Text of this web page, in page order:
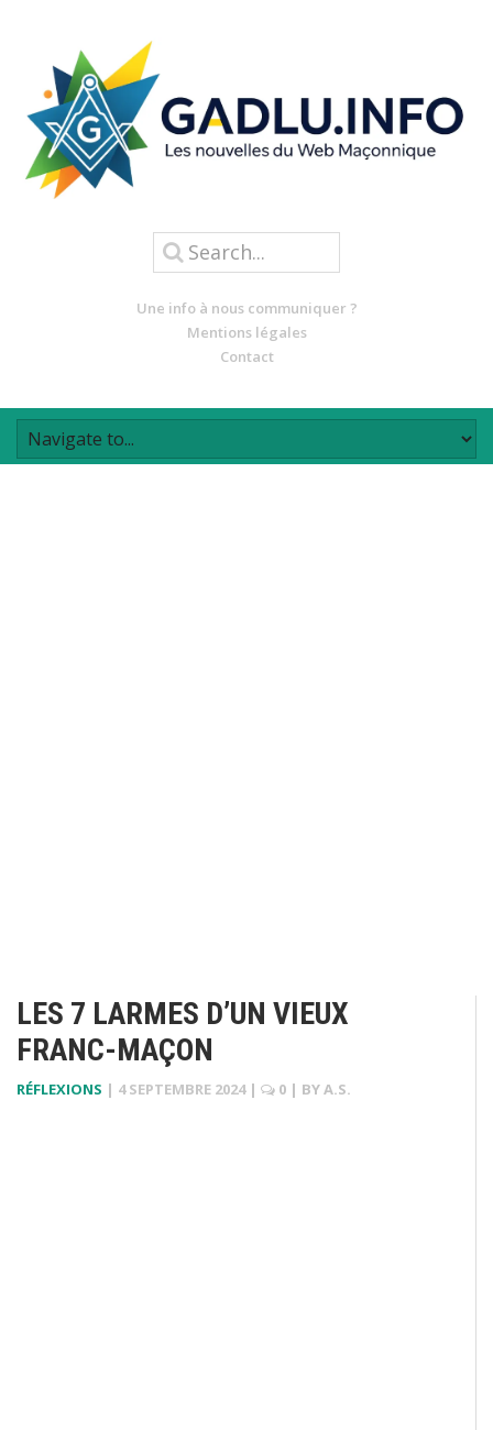
Une info à nous communiquer ?
Mentions légales
Contact
LES 7 LARMES D’UN VIEUX
FRANC-MAÇON
RÉFLEXIONS | 4 SEPTEMBRE 2024 | 0 | BYA.S.